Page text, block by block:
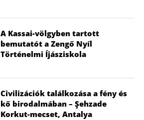
A Kassai-völgyben tartott
bemutatót a Zengő Nyíl
Történelmi Íjásziskola
Civilizációk találkozása a fény és
kő birodalmában – Şehzade
Korkut-mecset, Antalya